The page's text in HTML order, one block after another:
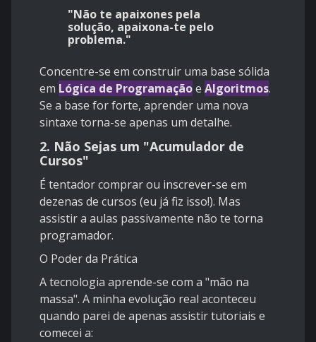
"Não te apaixones pela
solução, apaixona-te pelo
problema."
Concentre-se em construir uma base sólida
em Lógica de Programaçãoe Algoritmos.
Se a base for forte, aprender uma nova
sintaxe torna-se apenas um detalhe.
2. Não Sejas um "Acumulador de
Cursos"
É tentador comprar ou inscrever-se em
dezenas de cursos (eu já fiz isso!). Mas
assistir a aulas passivamente não te torna
programador.
O Poder da Prática
A tecnologia aprende-se com a "mão na
massa". A minha evolução real aconteceu
quando parei de apenas assistir tutoriais e
comecei a: